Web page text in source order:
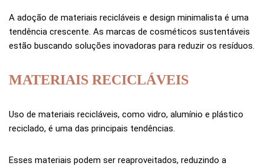
A adoção de materiais recicláveis e design minimalista é uma
tendência crescente. As marcas de cosméticos sustentáveis
estão buscando soluções inovadoras para reduzir os resíduos.
MATERIAIS RECICLÁVEIS
Uso de materiais recicláveis, como vidro, alumínio e plástico
reciclado, é uma das principais tendências.
Esses materiais podem ser reaproveitados, reduzindo a